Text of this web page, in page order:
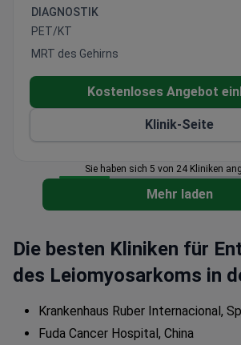
des Magen-Darm-Trakts, bietet
Leiomyosarkom-Fällen.
DIAGNOSTIK
PET/KT
MRT des Gehirns
Kostenloses Angebot
Klinik-Seite
Sie haben sich 5 von 24 Kliniken
Mehr laden
Die besten Kliniken für
des Leiomyosarkoms in
Krankenhaus Ruber Internacional,
Fuda Cancer Hospital, China